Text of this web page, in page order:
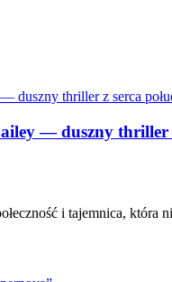
— duszny thriller
i tajemnica,